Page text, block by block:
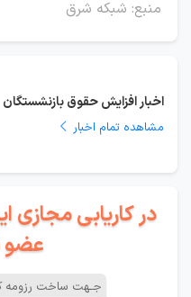
منبع: شبکه شرق
اخبار افزایش حقوق بازنشستگان
مشاهده تمام اخبار
در کاریابی مجازی
عضو
جـهت ساخت رزومه